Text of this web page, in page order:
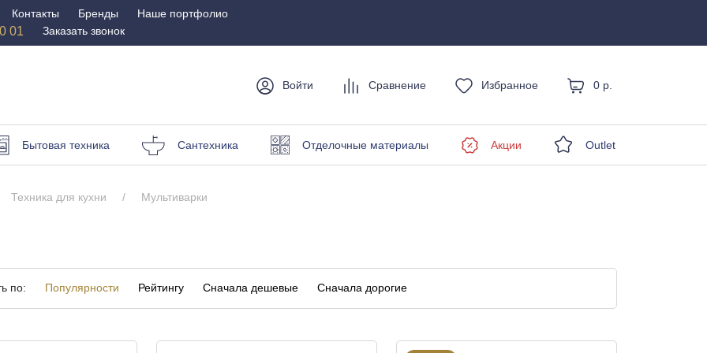
Контакты Бренды Наше портфолио
01 Заказать звонок
Войти Сравнение Избранное 0 р.
Бытовая техника Сантехника Отделочные материалы Акции Outlet
стулья
спальни
Кресла для офиса Шезлонги и зонты
Техника для кухни Мультиварки
по: Популярности Рейтингу Сначала дешевые Сначала дорогие